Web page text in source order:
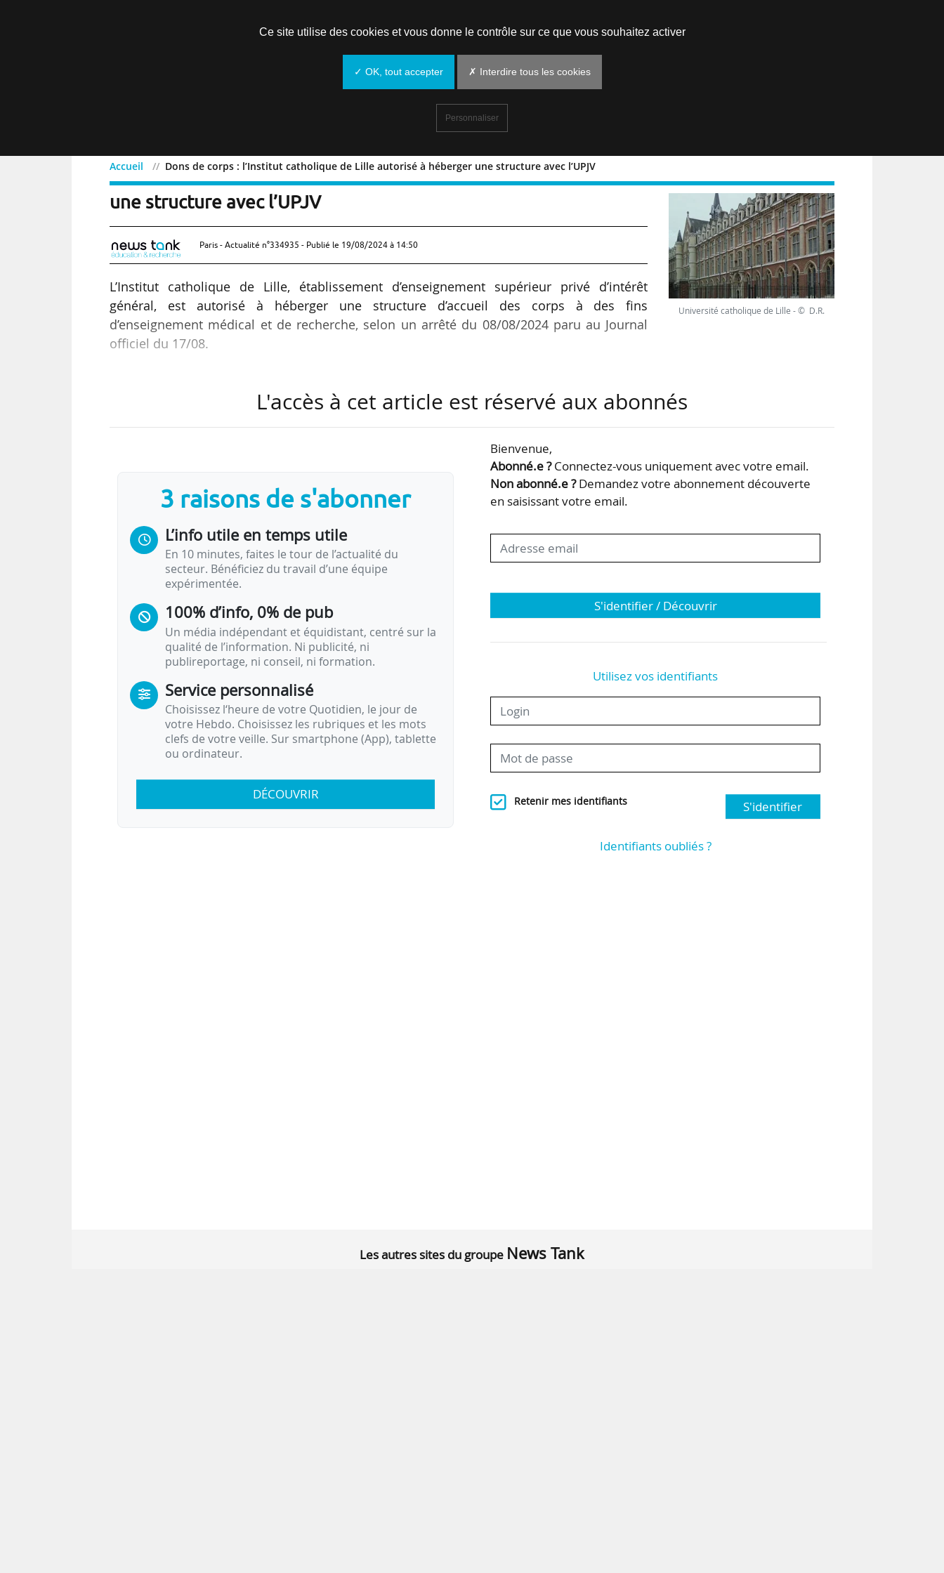
Accueil Dons de corps : l’Institut catholique de Lille autorisé à héberger une structure avec l’UPJV
Dons de corps : l’Institut catholique de Lille autorisé à héberger
une structure avec l’UPJV
Paris - Actualité n°334935 - Publié le 19/08/2024 à 14:50
L’Institut catholique de Lille, établissement d’enseignement supérieur privé d’intérêt
général, est autorisé à héberger une structure d’accueil des corps à des fins
d’enseignement médical et de recherche, selon un arrêté du 08/08/2024 paru au Journal
officiel du 17/08.
d’enseignement médical et de recherche avec l’Université de Picardie Jules Verne,
L’arrêté approuve également la convention de coopération et d’échanges conclue entre les
deux établissements.
Les conditions d’autorisation et le fonctionnement des structures…
Université catholique de Lille - © D.R.
L'accès à cet article est réservé aux abonnés
3 raisons de s'abonner
L’info utile en temps utile
En 10 minutes, faites le tour de l’actualité du
secteur. Bénéficiez du travail d’une équipe
expérimentée.
100% d’info, 0% de pub
Un média indépendant et équidistant, centré sur la
qualité de l’information. Ni publicité, ni
publireportage, ni conseil, ni formation.
Service personnalisé
Choisissez l‘heure de votre Quotidien, le jour de
votre Hebdo. Choisissez les rubriques et les mots
clefs de votre veille. Sur smartphone (App), tablette
ou ordinateur.
DÉCOUVRIR
Bienvenue,
Abonné.e ?Connectez-vous uniquement avec votre email.
Non abonné.e ?Demandez votre abonnement découverte
en saisissant votre email.
S'identifier / Découvrir
Utilisez vos identifiants
Retenir mes identifiants S'identifier
Identifiants oubliés ?
Les autres sites du groupe News Tank
Ce site utilise des cookies et vous donne le contrôle sur ce que vous souhaitez activer
✓ OK, tout accepter ✗ Interdire tous les cookies
Personnaliser